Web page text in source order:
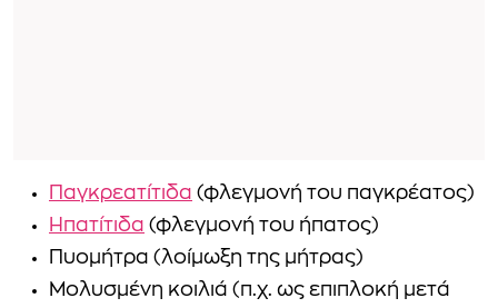
Παγκρεατίτιδα (φλεγμονή του παγκρέατος)
Ηπατίτιδα (φλεγμονή του ήπατος)
Πυομήτρα (λοίμωξη της μήτρας)
Μολυσμένη κοιλιά (π.χ. ως επιπλοκή μετά